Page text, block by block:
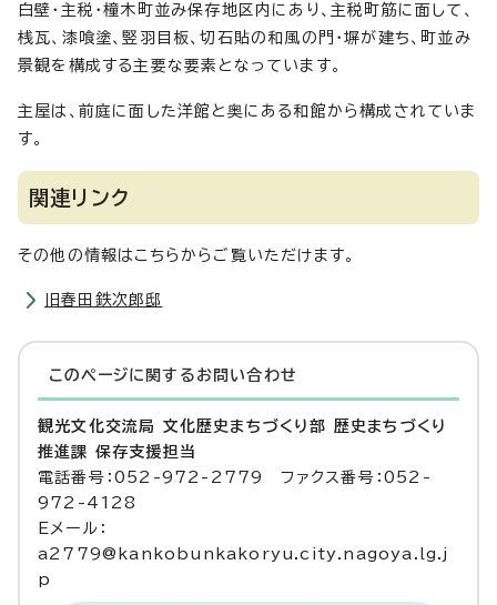
白壁・主税・橦木町並み保存地区内にあり、主税町筋に面して、
桟瓦、漆喰塗、竪羽目板、切石貼の和風の門・塀が建ち、町並み
景観を構成する主要な要素となっています。
主屋は、前庭に面した洋館と奥にある和館から構成されていま
す。
関連リンク
その他の情報はこちらからご覧いただけます。
旧春田鉄次郎邸
このページに関する お問い合わせ
観光文化交流局 文化歴史まちづくり部 歴史まちづくり
推進課 保存支援担当
電話番号：052-972-2779 ファクス番号：052-
972-4128
Eメール：
a2779@kankobunkakoryu.city.nagoya.lg.j
p